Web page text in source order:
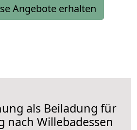
Angebote erhalten
als Beiladung für
nach Willebadessen